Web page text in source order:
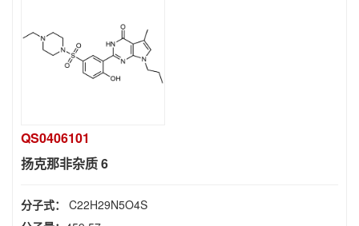
QS0406101
扬克那非杂质 6
分子式： C22H29N5O4S